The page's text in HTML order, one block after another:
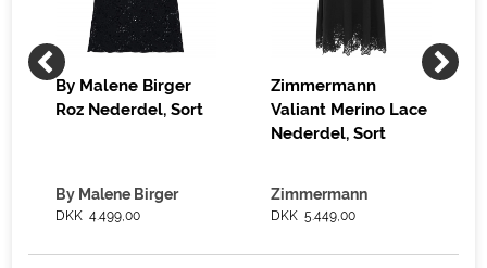
By Malene Birger
Roz Nederdel, Sort
By Malene Birger
DKK 4.499,00
Zimmermann
Valiant Merino Lace
Nederdel, Sort
Zimmermann
DKK 5.449,00